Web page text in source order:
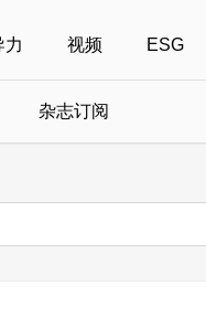
力 视频 ESG
杂志订阅